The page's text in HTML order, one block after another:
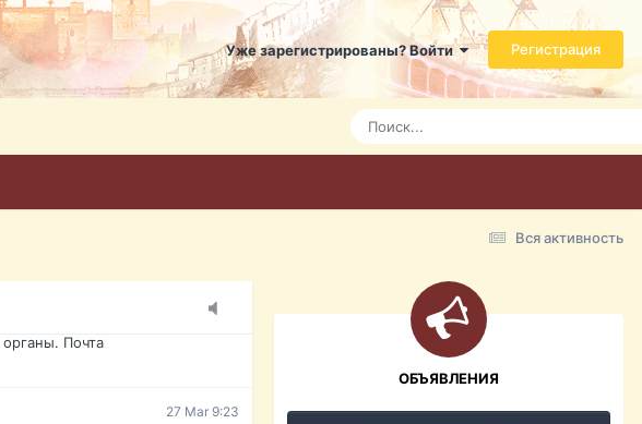
Уже зарегистрированы? Войти Регистрация
Вся активность
7 Mar 3:21
Вам! Паспорт гражданина
Украины, вид на жительство,
Почта
27 Mar 9:23
ОБЪЯВЛЕНИЯ